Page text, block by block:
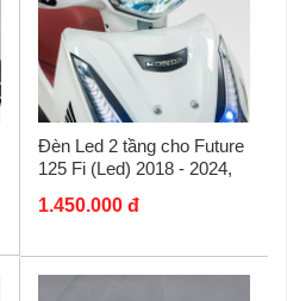
Đèn Led 2 tầng cho Future
125 Fi (Led) 2018 - 2024,
Zhi.Pat
1.450.000 đ